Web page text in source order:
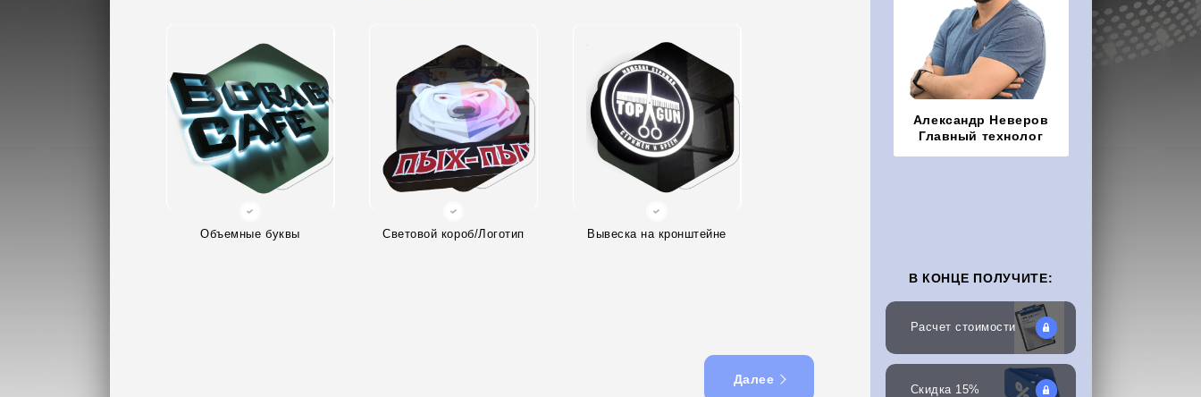
Объемные буквы Световой короб/Логотип Вывеска на кронштейне
Далее
Александр Неверов
Главный технолог
В КОНЦЕ ПОЛУЧИТЕ:
Расчет стоимости
Скидка 15%